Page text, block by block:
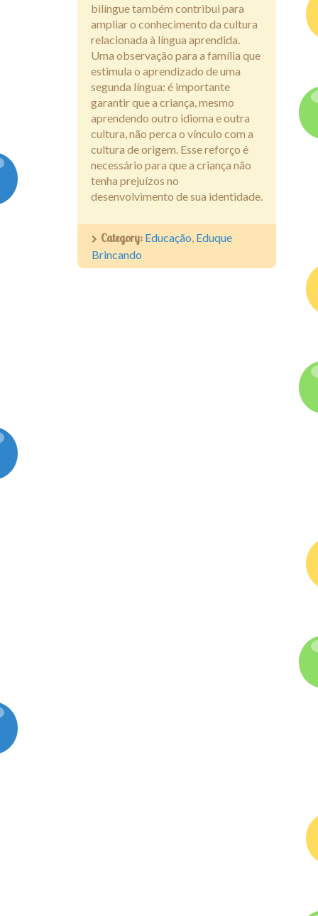
bilíngue também contribui para
ampliar o conhecimento da cultura
relacionada à língua aprendida.
Uma observação para a família que
estimula o aprendizado de uma
segunda língua: é importante
garantir que a criança, mesmo
aprendendo outro idioma e outra
cultura, não perca o vínculo com a
cultura de origem. Esse reforço é
necessário para que a criança não
tenha prejuízos no
desenvolvimento de sua identidade.
Category: Educação, Eduque
Brincando